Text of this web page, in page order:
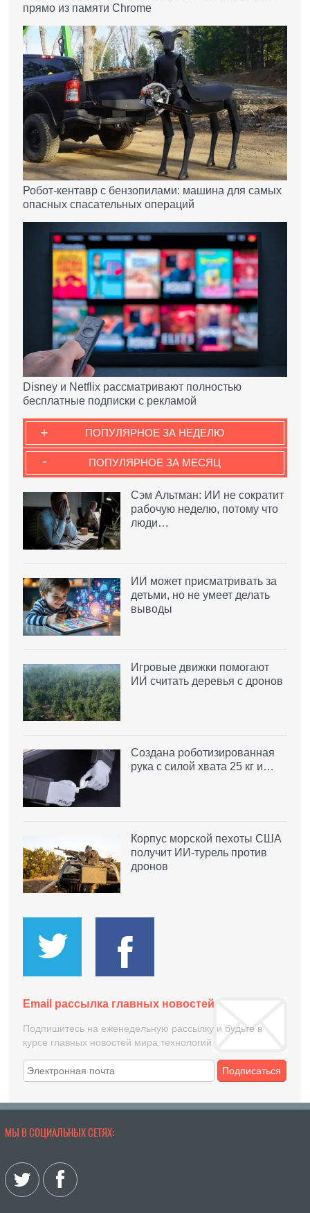
прямо из памяти Chrome
Робот-кентавр с бензопилами: машина для самых
опасных спасательных операций
Disney и Netflix рассматривают полностью
бесплатные подписки с рекламой
ПОПУЛЯРНОЕ ЗА НЕДЕЛЮ
+
ПОПУЛЯРНОЕ ЗА МЕСЯЦ
-
Сэм Альтман: ИИ не сократит
рабочую неделю, потому что
люди…
ИИ может присматривать за
детьми, но не умеет делать
выводы
Игровые движки помогают
ИИ считать деревья с дронов
Создана роботизированная
рука с силой хвата 25 кг и…
Корпус морской пехоты США
получит ИИ-турель против
дронов
Email рассылка главных новостей
Подпишитесь на еженедельную рассылку и будьте в
курсе главных новостей мира технологий
Подписаться
МЫ В СОЦИАЛЬНЫХ СЕТЯХ: